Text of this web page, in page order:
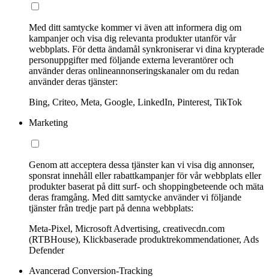
Med ditt samtycke kommer vi även att informera dig om
kampanjer och visa dig relevanta produkter utanför vår
webbplats. För detta ändamål synkroniserar vi dina krypterade
personuppgifter med följande externa leverantörer och
använder deras onlineannonseringskanaler om du redan
använder deras tjänster:
Bing, Criteo, Meta, Google, LinkedIn, Pinterest, TikTok
Marketing
Genom att acceptera dessa tjänster kan vi visa dig annonser,
sponsrat innehåll eller rabattkampanjer för vår webbplats eller
produkter baserat på ditt surf- och shoppingbeteende och mäta
deras framgång. Med ditt samtycke använder vi följande
tjänster från tredje part på denna webbplats:
Meta-Pixel, Microsoft Advertising, creativecdn.com
(RTBHouse), Klickbaserade produktrekommendationer, Ads
Defender
Avancerad Conversion-Tracking